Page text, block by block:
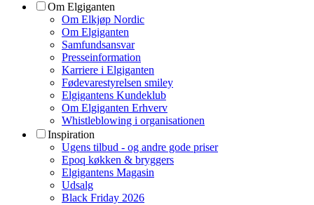
Om Elgiganten
Om Elkjøp Nordic
Om Elgiganten
Samfundsansvar
Presseinformation
Karriere i Elgiganten
Fødevarestyrelsen smiley
Elgigantens Kundeklub
Om Elgiganten Erhverv
Whistleblowing i organisationen
Inspiration
Ugens tilbud - og andre gode priser
Epoq køkken & bryggers
Elgigantens Magasin
Udsalg
Black Friday 2026